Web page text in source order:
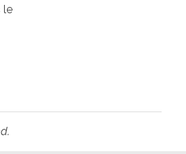
le